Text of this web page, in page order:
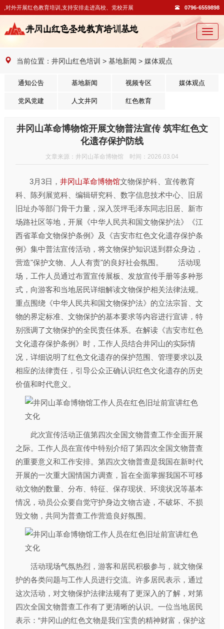
外开展红色教育培训,支持安排走进高校、党校开展教学活动。 0796-6559898
切
换
当前位置： 井冈山红色培训 > 基地新闻 > 媒体观点
通知公告 基地新闻 视频专区 媒体观点
党风党建 人文井冈 红色教育
井冈山革命博物馆开展文物普法宣传 筑牢红色文
化遗存保护防线
文章来源：井冈山革命博物馆 时间：2026.03.04
3月3日， 井冈山革命博物馆文物保护科、宣传教育
科、陈列展览科、编辑研究科、数字信息技术中心、旧居
旧址办等部门骨干力量，深入茨坪毛泽东同志旧居、新市
场路社区等地，开展《中华人民共和国文物保护法》《江
西省革命文物保护条例》及《吉安市红色文化遗存保护条
例》集中普法宣传活动，将文物保护知识送到群众身边，
营造"保护文物、人人有责"的良好社会氛围。 活动现
场，工作人员通过布置宣传展板、发放宣传手册等多种形
式，向游客和当地居民详细解读文物保护相关法律法规。
重点围绕《中华人民共和国文物保护法》的立法宗旨、文
物的界定标准、文物保护的基本要求等内容进行宣讲，特
别强调了文物保护的全民责任体系。在解读《吉安市红色
文化遗存保护条例》时，工作人员结合井冈山的实际情
况，详细说明了红色文化遗存的保护范围、管理要求以及
相应的法律责任，引导公众正确认识红色文化遗存的历史
价值和时代意义。
此次宣传活动正值第四次全国文物普查工作全面开展
之际。工作人员在宣传中特别介绍了第四次全国文物普查
的重要意义和工作安排。第四次文物普查是我国在新时代
开展的一次重大国情国力调查，旨在全面掌握我国不可移
动文物的数量、分布、特征、保存现状、环境状况等基本
情况，动员公众要自觉守护身边文物古迹，不破坏、不损
毁文物，共同为普查工作营造良好氛围。
活动现场气氛热烈，游客和居民积极参与，就文物保
护的各类问题与工作人员进行交流。许多居民表示，通过
这次活动，对文物保护法律法规有了更深入的了解，对第
四次全国文物普查工作有了更清晰的认识。一位当地居民
表示：“井冈山的红色文物是我们宝贵的精神财富，保护这